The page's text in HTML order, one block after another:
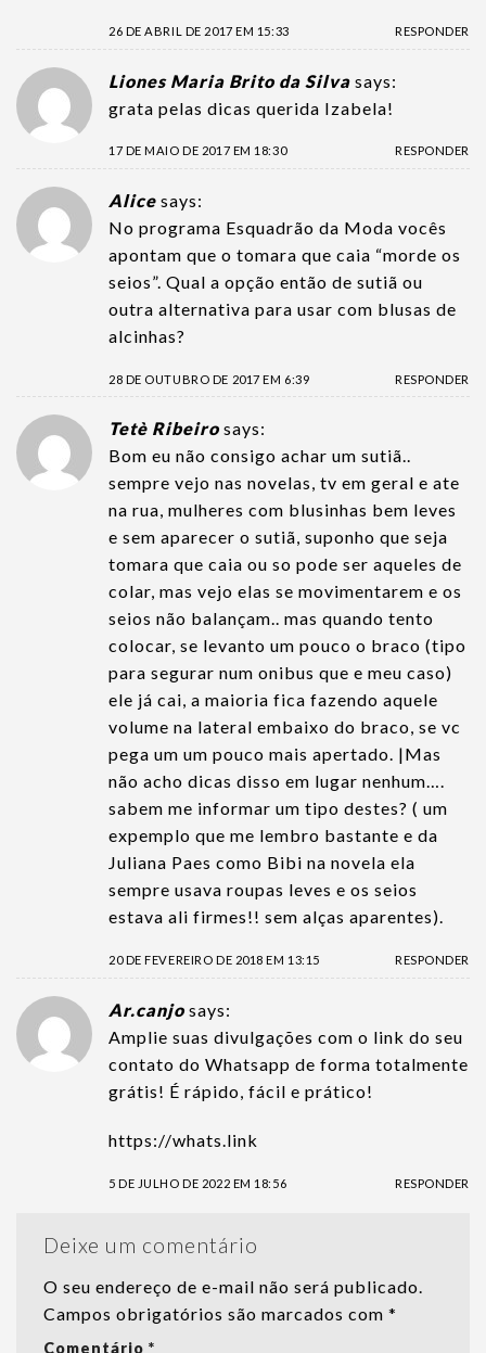
26 DE ABRIL DE 2017 EM 15:33 RESPONDER
Liones Maria Brito da Silva says:
grata pelas dicas querida Izabela!
17 DE MAIO DE 2017 EM 18:30 RESPONDER
Alice says:
No programa Esquadrão da Moda vocês
apontam que o tomara que caia “morde os
seios”. Qual a opção então de sutiã ou
outra alternativa para usar com blusas de
alcinhas?
28 DE OUTUBRO DE 2017 EM 6:39 RESPONDER
Tetè Ribeiro says:
Bom eu não consigo achar um sutiã..
sempre vejo nas novelas, tv em geral e ate
na rua, mulheres com blusinhas bem leves
e sem aparecer o sutiã, suponho que seja
tomara que caia ou so pode ser aqueles de
colar, mas vejo elas se movimentarem e os
seios não balançam.. mas quando tento
colocar, se levanto um pouco o braco (tipo
para segurar num onibus que e meu caso)
ele já cai, a maioria fica fazendo aquele
volume na lateral embaixo do braco, se vc
pega um um pouco mais apertado. |Mas
não acho dicas disso em lugar nenhum….
sabem me informar um tipo destes? ( um
expemplo que me lembro bastante e da
Juliana Paes como Bibi na novela ela
sempre usava roupas leves e os seios
estava ali firmes!! sem alças aparentes).
20 DE FEVEREIRO DE 2018 EM 13:15 RESPONDER
Ar.canjo says:
Amplie suas divulgações com o link do seu
contato do Whatsapp de forma totalmente
grátis! É rápido, fácil e prático!
https://whats.link
5 DE JULHO DE 2022 EM 18:56 RESPONDER
Deixe um comentário
O seu endereço de e-mail não será publicado.
Campos obrigatórios são marcados com *
Comentário *